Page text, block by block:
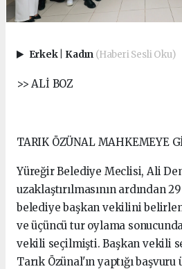
Erkek Kadın (Haberi Sesli Oku)
>> ALİ BOZ
TARIK ÖZÜNAL MAHKEMEYE
Yüreğir Belediye Meclisi, Ali
uzaklaştırılmasının ardından
belediye başkan vekilini
ve üçüncü tur oylama
vekili seçilmişti. Başkan vekili
Tarık Özünal'ın yaptığı